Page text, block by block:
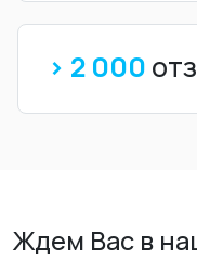
> 2 000
Ждем Вас в